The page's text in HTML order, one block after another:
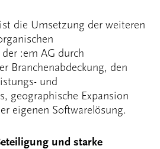
die Umsetzung der weiteren
:em AG durch
Branchenabdeckung, den
und
geographische Expansion
eigenen Softwarelösung.
und starke